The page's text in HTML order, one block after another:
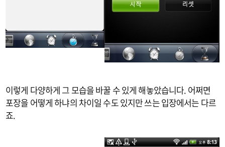
이렇게 다양하게 그 모습을 바꿀 수 있게 해놓았습니다. 어쩌면
포장을 어떻게 하냐의 차이일 수도 있지만 쓰는 입장에서는 다르
죠.